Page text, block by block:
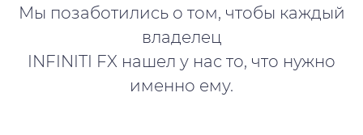
Мы позаботились о том, чтобы каждый
владелец
INFINITI FX нашел у нас то, что нужно
именно ему.